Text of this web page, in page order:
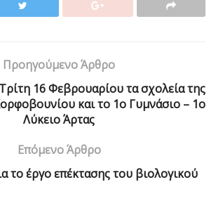
Προηγούμενο Άρθρο
16 Φεβρουαρίου τα σχολεία της
και το 1ο Γυμνάσιο – 1ο
Λύκειο Άρτας
Επόμενο Άρθρο
το έργο επέκτασης του βιολογικού